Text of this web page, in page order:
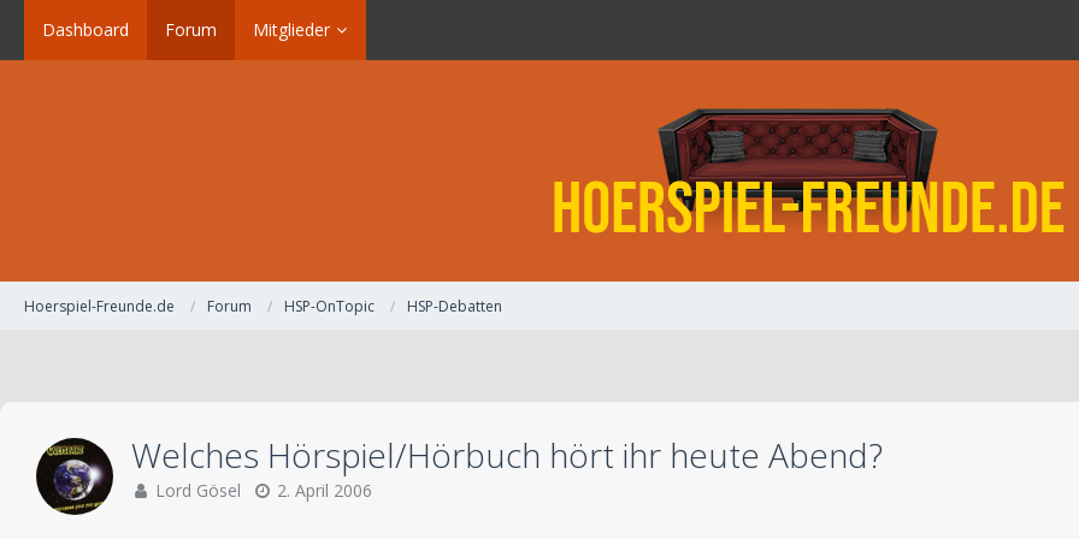
Dashboard Forum Mitglieder
Hoerspiel-Freunde.de Forum HSP-OnTopic HSP-Debatten
Welches Hörspiel/Hörbuch hört ihr heute Abend?
Lord Gösel 2. April 2006